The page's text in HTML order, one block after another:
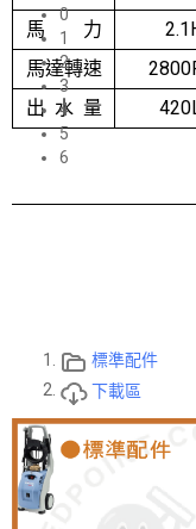
0
1
2
3
4
5
6
馬 力
馬達轉速
出 水 量
標準配件
下載區